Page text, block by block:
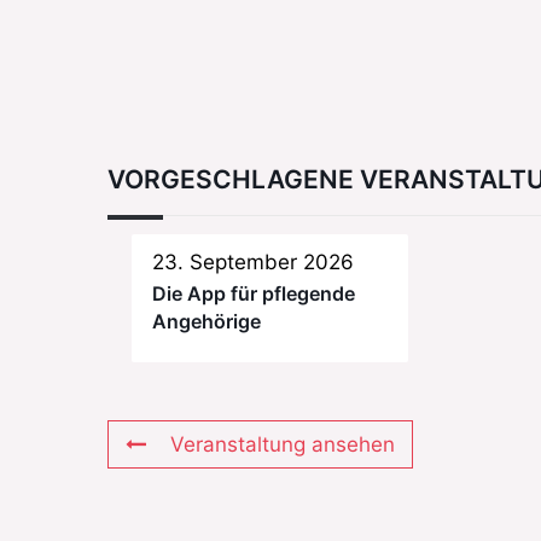
VORGESCHLAGENE
23. September 2026
Die App für pflegende
Angehörige
Veranstaltung ansehen